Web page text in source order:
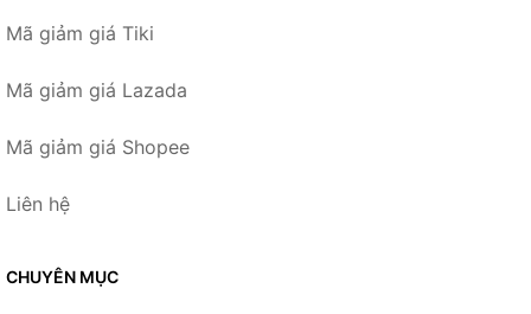
Mã giảm giá Tiki
Mã giảm giá Lazada
Mã giảm giá Shopee
Liên hệ
CHUYÊN MỤC